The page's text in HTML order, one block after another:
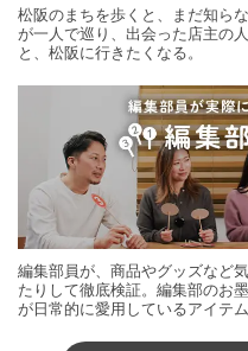
松阪のまちを歩くと、まだ知ら
が一人で巡り、出会った店主の
と、松阪に行きたくなる。
編集部員が、商品やグッズなど
たりして徹底検証。編集部のお
が日常的に愛用しているアイテ